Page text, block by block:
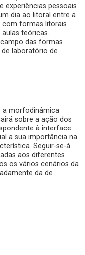
experiências pessoais
dia ao litoral entre a
com formas litorais
teóricas.
das formas
de laboratório de
a morfodinâmica
sobre a ação dos
à interface
a sua importância na
Seguir-se-à
aos diferentes
os vários cenários da
da de